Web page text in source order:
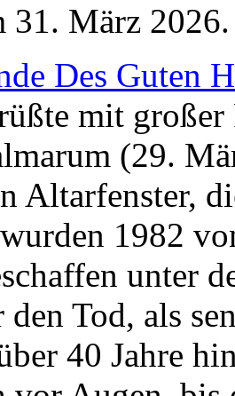
31. März 2026.
Des Guten
mit großer
(29.
Altarfenster,
1982
unter
den Tod, als
40 Jahre